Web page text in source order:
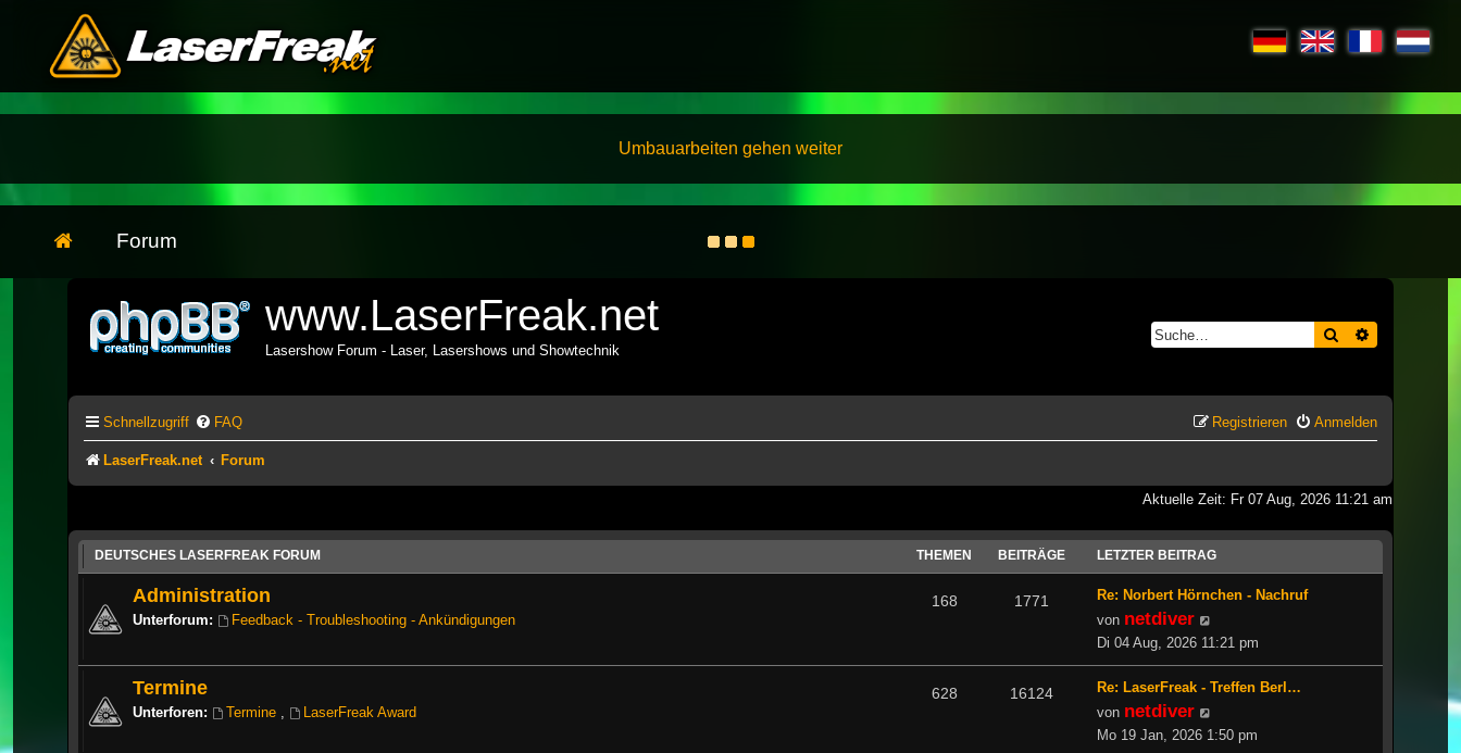
Umbauarbeiten gehen weiter
Forum
www.LaserFreak.net
Lasershow Forum - Laser, Lasershows und Showtechnik
Suche
Schnellzugriff FAQ Anmelden
Registrieren
LaserFreak.net Forum
Aktuelle Zeit: Fr 07 Aug, 2026 11:21 am
DEUTSCHES LASERFREAK FORUM THEMEN BEITRÄGE LETZTER BEITRAG
Administration
Unterforum: Feedback - Troubleshooting - Ankündigungen
168 1771
Re: Norbert Hörnchen - Nachruf
von netdiver
Beitrag
Di 04 Aug, 2026 11:21 pm
Termine
Unterforen: Termine LaserFreak Award
628 16124
Re: LaserFreak - Treffen Berl…
von netdiver
Beitrag
Mo 19 Jan, 2026 1:50 pm